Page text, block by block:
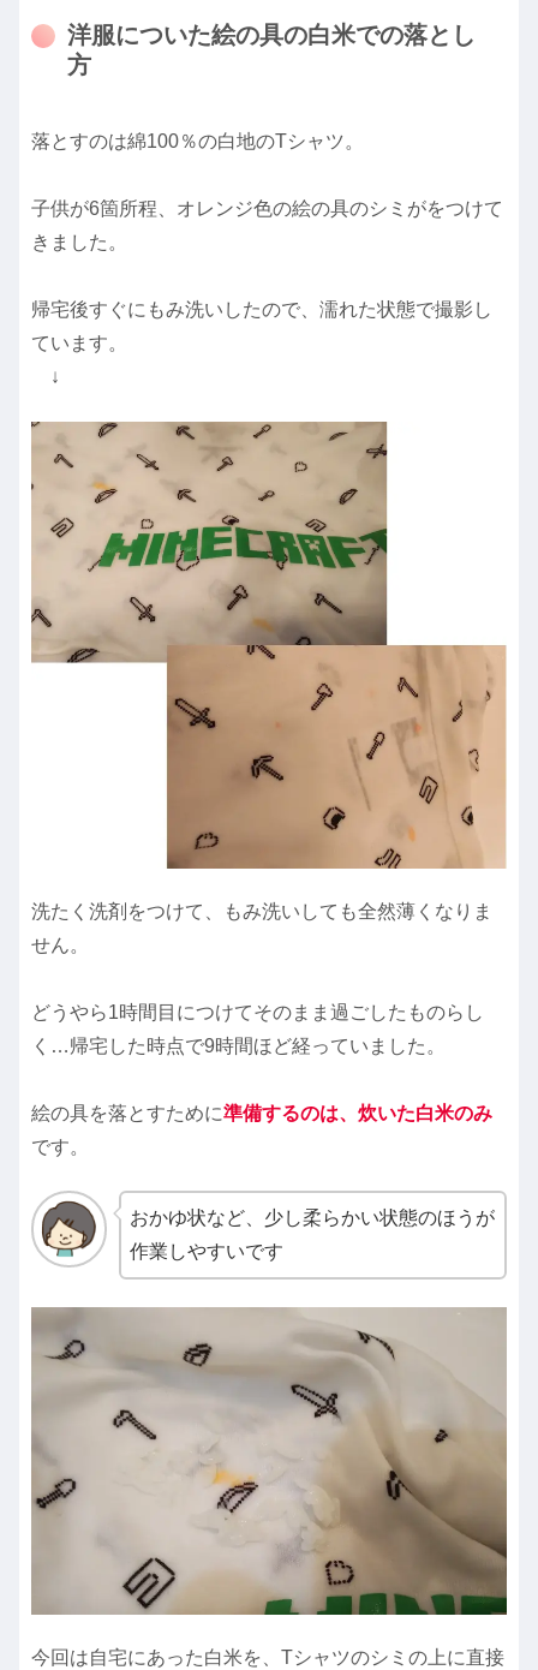
洋服についた絵の具の白米での落とし
方
落とすのは綿100％の白地のTシャツ。
子供が6箇所程、オレンジ色の絵の具のシミがをつけて
きました。
帰宅後すぐにもみ洗いしたので、濡れた状態で撮影し
ています。
↓
洗たく洗剤をつけて、もみ洗いしても全然薄くなりま
せん。
どうやら1時間目につけてそのまま過ごしたものらし
く…帰宅した時点で9時間ほど経っていました。
絵の具を落とすために準備するのは、炊いた白米のみ
です。
おかゆ状など、少し柔らかい状態のほうが
作業しやすいです
今回は自宅にあった白米を、Tシャツのシミの上に直接